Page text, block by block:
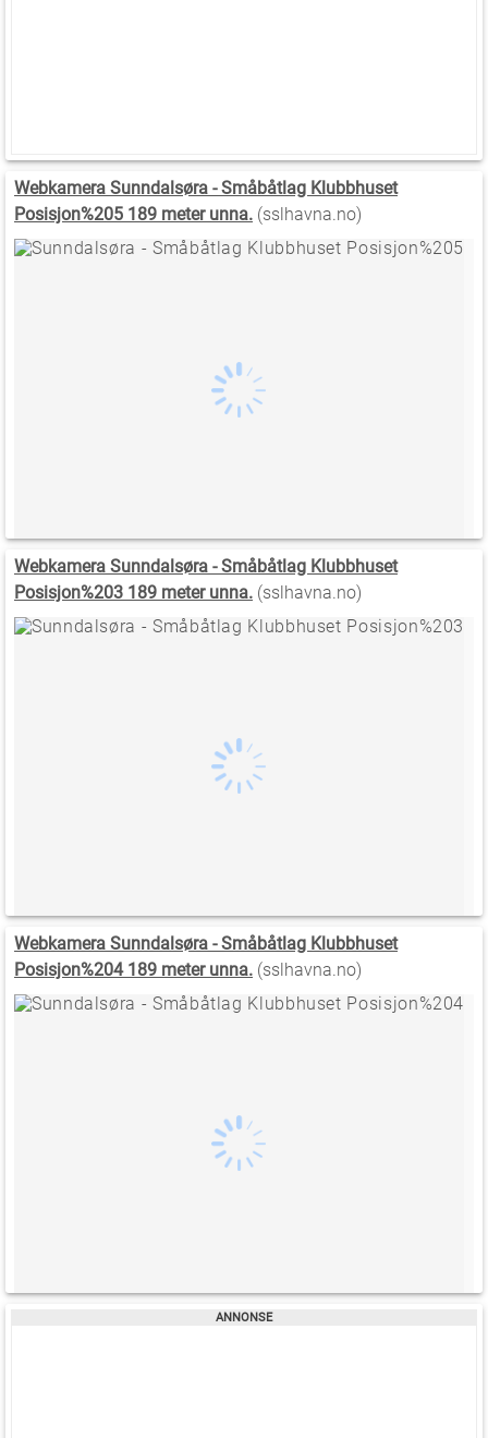
Webkamera Sunndalsøra - Småbåtlag Klubbhuset
Posisjon%205 189 meter unna. (sslhavna.no)
Webkamera Sunndalsøra - Småbåtlag Klubbhuset
Posisjon%203 189 meter unna. (sslhavna.no)
Webkamera Sunndalsøra - Småbåtlag Klubbhuset
Posisjon%204 189 meter unna. (sslhavna.no)